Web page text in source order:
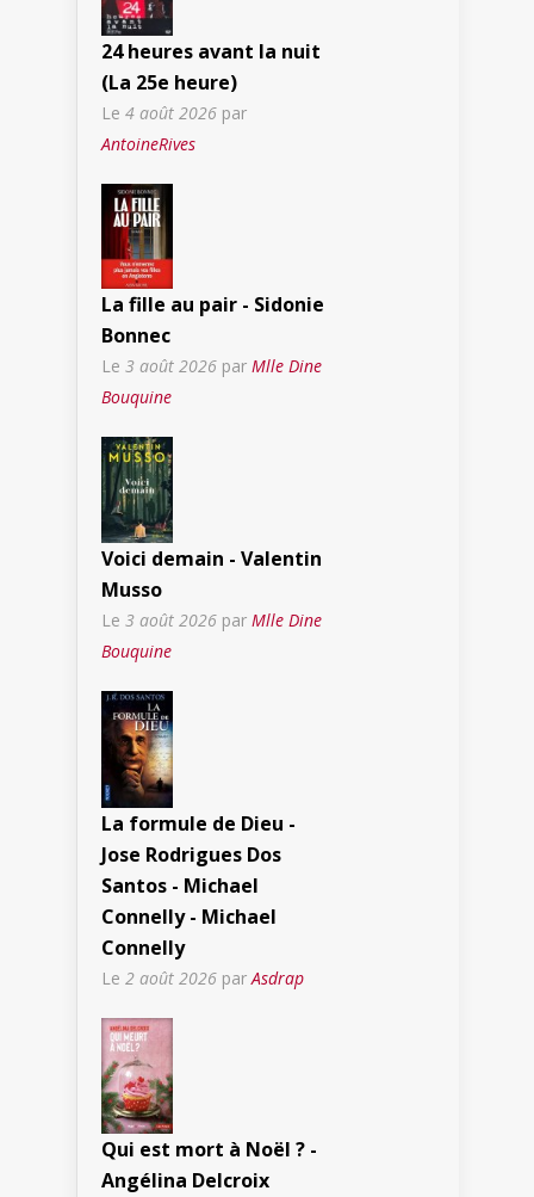
24 heures avant la nuit
(La 25e heure)
Le 4 août 2026 par
AntoineRives
La fille au pair - Sidonie
Bonnec
Le 3 août 2026 par Mlle Dine
Bouquine
Voici demain - Valentin
Musso
Le 3 août 2026 par Mlle Dine
Bouquine
La formule de Dieu -
Jose Rodrigues Dos
Santos - Michael
Connelly - Michael
Connelly
Le 2 août 2026 parAsdrap
Qui est mort à Noël ? -
Angélina Delcroix